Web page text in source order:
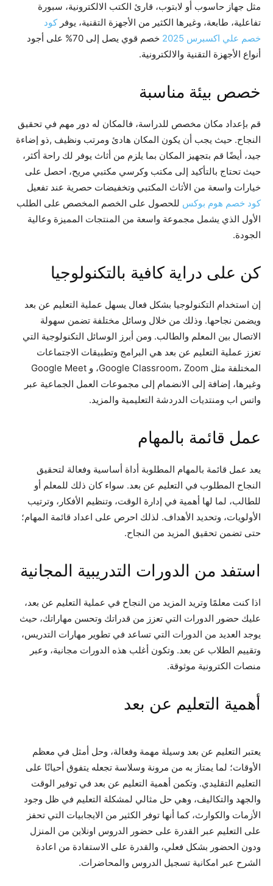
مثل جهاز حاسوب أو لابتوب، قارئ الكتب الالكترونية، سبورة
تفاعلية، طابعة، وغيرها الكثير من الأجهزة التقنية، يوفركود
خصم علي اكسبرس 2025
خصم قوي يصل إلى 70% على أجود
أنواع الأجهزة التقنية والالكترونية.
خصص بيئة مناسبة
قم بإعداد مكان مخصص للدراسة، فالمكان له دور مهم في تحقيق
النجاح. حيث يجب أن يكون المكان هادئ ومرتب ونظيف ,ذو إضاءة
جيد، أيضًا قم بتجهيز المكان بما يلزم من أثاث يوفر لك راحة أكثر،
حيث تحتاج بالتأكيد إلى مكتب وكرسي مكتبي مريح، احصل على
خيارات واسعة من الأثاث المكتبي وتخفيضات حصرية عند تفعيل
كود خصم هوم بوكس للحصول على الخصم المخصص على الطلب
الأول الذي يشمل مجموعة واسعة من المنتجات المميزة وعالية
الجودة.
كن على دراية كافية بالتكنولوجيا
إن استخدام التكنولوجيا بشكل فعال يسهل عملية التعليم عن بعد
ويضمن نجاحها. وذلك من خلال وسائل مختلفة تضمن سهولة
الاتصال بين المعلم والطالب. ومن أبرز الوسائل التكنولوجية التي
تعزز عملية التعليم عن بعد هي البرامج وتطبيقات الاجتماعات
المختلفة مثل Google Classroom، Zoom، و Google Meet
وغيرها، إضافة إلى الانضمام إلى مجموعات العمل الجماعية عبر
واتس اب ومنتديات الدردشة التعليمية والمزيد.
عمل قائمة بالمهام
يعد عمل قائمة بالمهام المطلوبة أداة أساسية وفعالة لتحقيق
النجاح المطلوب في التعليم عن بعد. سواء كان ذلك للمعلم أو
للطالب، لما لها أهمية في إدارة الوقت، وتنظيم الأفكار، وترتيب
الأولويات، وتحديد الأهداف. لذلك احرص على اعداد قائمة المهام؛
حتى تضمن تحقيق المزيد من النجاح.
استفد من الدورات التدريبية المجانية
اذا كنت معلمًا وتريد المزيد من النجاح في عملية التعليم عن بعد،
عليك حضور الدورات التي تعزز من قدراتك وتحسن مهاراتك، حيث
يوجد العديد من الدورات التي تساعد في تطوير مهارات التدريس،
وتقييم الطلاب عن بعد. وتكون أغلب هذه الدورات مجانية، وعبر
منصات الكترونية موثوقة.
أهمية التعليم عن بعد
يعتبر التعليم عن بعد وسيلة مهمة وفعالة، وحل أمثل في معظم
الأوقات؛ لما يمتاز به من مرونة وسلاسة تجعله يتفوق أحيانًا على
التعليم التقليدي. وتكمن أهمية التعليم عن بعد في توفير الوقت
والجهد والتكاليف، وهي حل مثالي لمشكلة التعليم في ظل وجود
الأزمات والكوارث، كما أنها توفر الكثير من الايجابيات التي تحفز
على التعليم عبر القدرة على حضور الدروس اونلاين من المنزل
ودون الحضور بشكل فعلي، والقدرة على الاستفادة من اعادة
الشرح عبر امكانية تسجيل الدروس والمحاضرات.